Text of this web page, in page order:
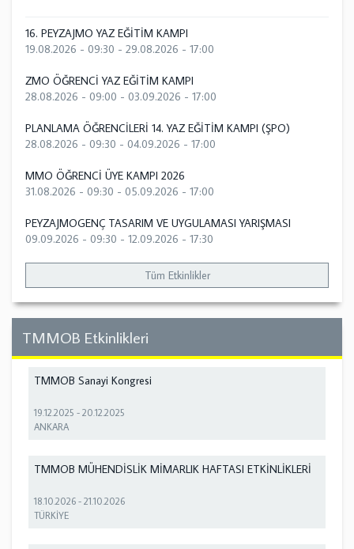
16. PEYZAJMO YAZ EĞİTİM KAMPI
19.08.2026 - 09:30 - 29.08.2026 - 17:00
ZMO ÖĞRENCİ YAZ EĞİTİM KAMPI
28.08.2026 - 09:00 - 03.09.2026 - 17:00
PLANLAMA ÖĞRENCİLERİ 14. YAZ EĞİTİM KAMPI (ŞPO)
28.08.2026 - 09:30 - 04.09.2026 - 17:00
MMO ÖĞRENCİ ÜYE KAMPI 2026
31.08.2026 - 09:30 - 05.09.2026 - 17:00
PEYZAJMOGENÇ TASARIM VE UYGULAMASI YARIŞMASI
09.09.2026 - 09:30 - 12.09.2026 - 17:30
Tüm Etkinlikler
TMMOB Etkinlikleri
TMMOB Sanayi Kongresi
19.12.2025 -20.12.2025
ANKARA
TMMOB MÜHENDİSLİK MİMARLIK HAFTASI ETKİNLİKLERİ
18.10.2026 -21.10.2026
TÜRKİYE